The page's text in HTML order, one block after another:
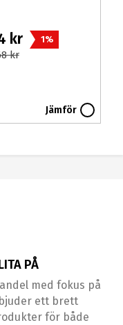
kr 1%
kr
Jämför
PÅ
med fokus på
ett brett
för både